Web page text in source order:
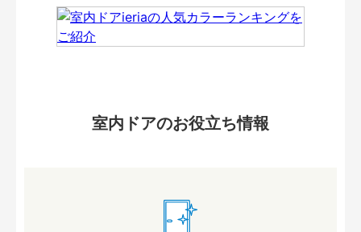
室内ドアのお役立ち情報